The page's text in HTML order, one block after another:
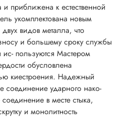
приближена к естественной
укомплектована новым
видов металла, что
и большему сроку службы
пользуются Мастером
обусловлена
киестроения. Надежный
соединение ударного нако-
в месте стыка,
и монолитность